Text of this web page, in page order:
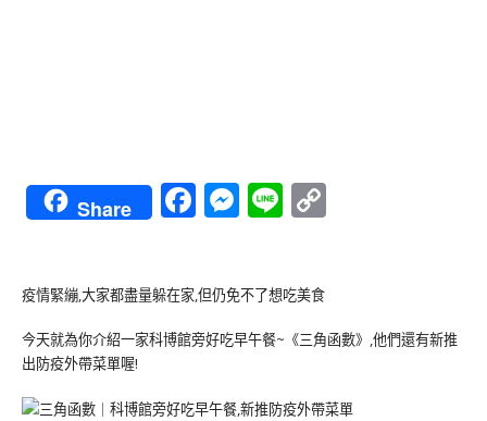
Share Facebook
Messenger
Line
疫情緊繃,大家都盡量躲在家,但仍免不了想吃美食
今天就為你介紹一家科博館旁好吃早午餐~《三角函數》,他們還有新推
出防疫外帶菜單喔!